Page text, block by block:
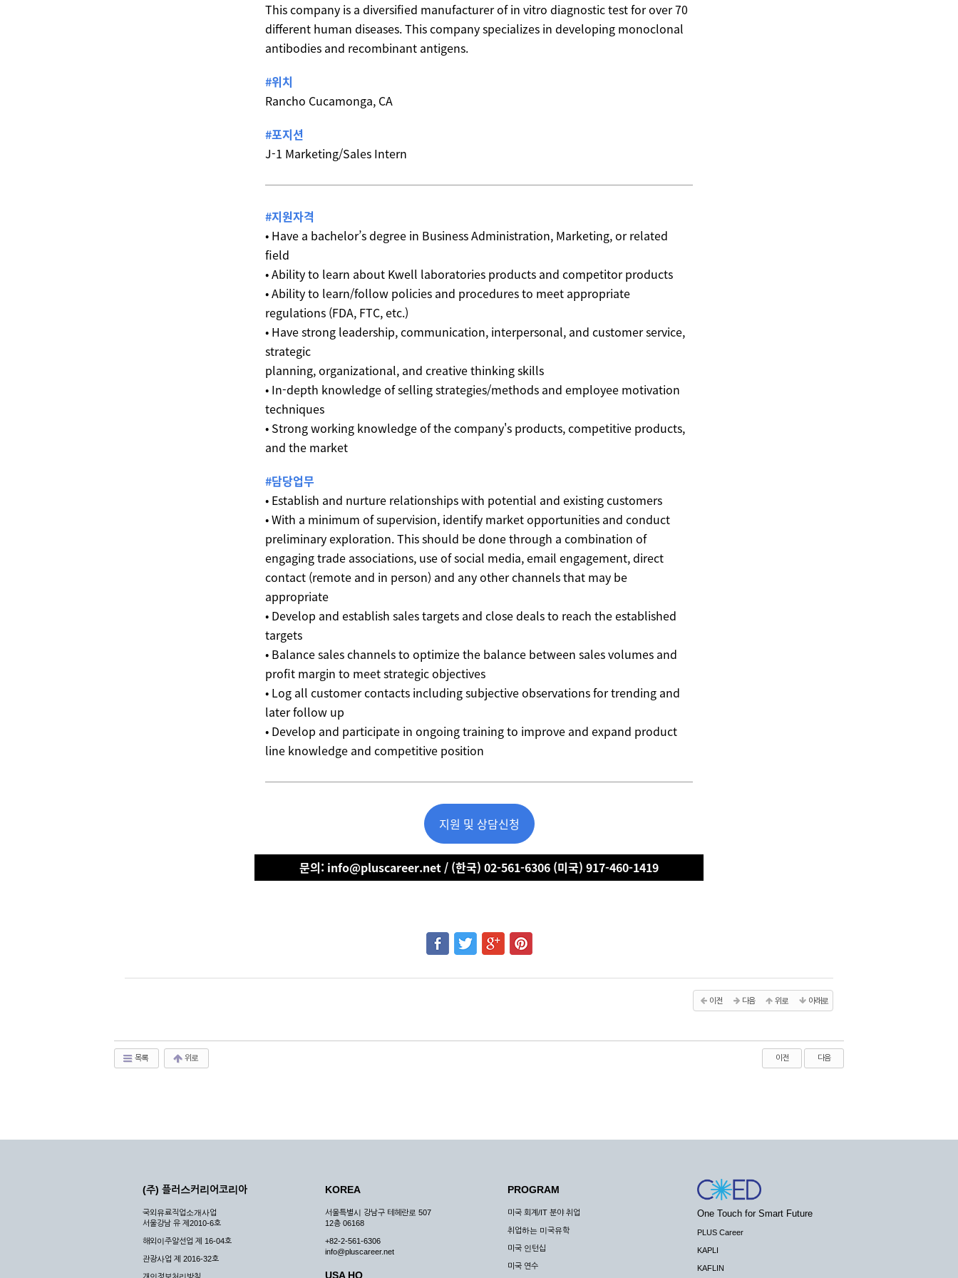
This company is a diversified manufacturer of in vitro diagnostic test for over 70
different human diseases. This company specializes in developing monoclonal
antibodies and recombinant antigens.
#위치
Rancho Cucamonga, CA
#포지션
J-1 Marketing/Sales Intern
#지원자격
• Have a bachelor’s degree in Business Administration, Marketing, or related
field
• Ability to learn about Kwell laboratories products and competitor products
• Ability to learn/follow policies and procedures to meet appropriate
regulations (FDA, FTC, etc.)
• Have strong leadership, communication, interpersonal, and customer service,
strategic
planning, organizational, and creative thinking skills
• In-depth knowledge of selling strategies/methods and employee motivation
techniques
• Strong working knowledge of the company's products, competitive products,
and the market
#담당업무
• Establish and nurture relationships with potential and existing customers
• With a minimum of supervision, identify market opportunities and conduct
preliminary exploration. This should be done through a combination of
engaging trade associations, use of social media, email engagement, direct
contact (remote and in person) and any other channels that may be
appropriate
• Develop and establish sales targets and close deals to reach the established
targets
• Balance sales channels to optimize the balance between sales volumes and
profit margin to meet strategic objectives
• Log all customer contacts including subjective observations for trending and
later follow up
• Develop and participate in ongoing training to improve and expand product
line knowledge and competitive position
지원 및 상담신청
문의: info@pluscareer.net / (한국) 02-561-6306 (미국) 917-460-1419
이전 다음 위로 아래로
목록 위로 이전 다음
(주) 플러스커리어코리아
국외유료직업소개사업
서울강남 유 제2010-6호
해외이주알선업 제 16-04호
관광사업 제 2016-32호
KOREA
서울특별시 강남구 테헤란로 507
12층 06168
+82-2-561-6306
info@pluscareer.net
USA HQ
PROGRAM
미국 회계/IT 분야 취업
취업하는 미국유학
미국 인턴십
미국 연수
One Touch for Smart Future
PLUS Career
KAPLI
KAFLIN